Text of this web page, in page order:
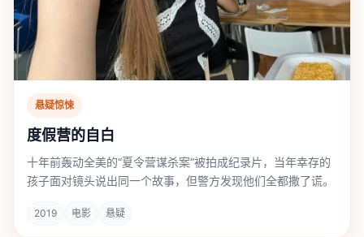
悬疑惊悚
度假营的自白
十年前轰动全美的“夏令营谋杀案”被拍成纪录片，当年幸存的
孩子面对镜头说出同一个故事，但警方发现他们全都撒了谎。
2019 电影 悬疑